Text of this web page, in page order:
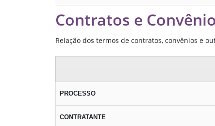
Contratos e
Relação dos termos de contratos, convênios e
PROCESSO
CONTRATANTE